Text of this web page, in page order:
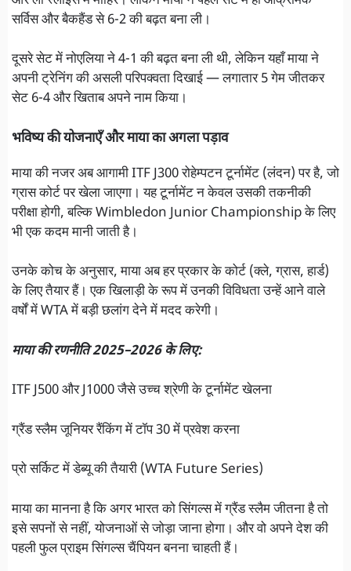
सर्विस और बैकहैंड से 6-2 की बढ़त बना ली।
दूसरे सेट में नोएलिया ने 4-1 की बढ़त बना ली थी, लेकिन यहाँ माया ने
अपनी ट्रेनिंग की असली परिपक्वता दिखाई — लगातार 5 गेम जीतकर
सेट 6-4 और खिताब अपने नाम किया।
भविष्य की योजनाएँ और माया का अगला पड़ाव
माया की नजर अब आगामी ITF J300 रोहेम्पटन टूर्नामेंट (लंदन) पर है, जो
ग्रास कोर्ट पर खेला जाएगा। यह टूर्नामेंट न केवल उसकी तकनीकी
परीक्षा होगी, बल्कि Wimbledon Junior Championship के लिए
भी एक कदम मानी जाती है।
उनके कोच के अनुसार, माया अब हर प्रकार के कोर्ट (क्ले, ग्रास, हार्ड)
के लिए तैयार हैं। एक खिलाड़ी के रूप में उनकी विविधता उन्हें आने वाले
वर्षों में WTA में बड़ी छलांग देने में मदद करेगी।
माया की रणनीति 2025–2026 के लिए:
ITF J500 और J1000 जैसे उच्च श्रेणी के टूर्नामेंट खेलना
ग्रैंड स्लैम जूनियर रैंकिंग में टॉप 30 में प्रवेश करना
प्रो सर्किट में डेब्यू की तैयारी (WTA Future Series)
माया का मानना है कि अगर भारत को सिंगल्स में ग्रैंड स्लैम जीतना है तो
इसे सपनों से नहीं, योजनाओं से जोड़ा जाना होगा। और वो अपने देश की
पहली फुल प्राइम सिंगल्स चैंपियन बनना चाहती हैं।